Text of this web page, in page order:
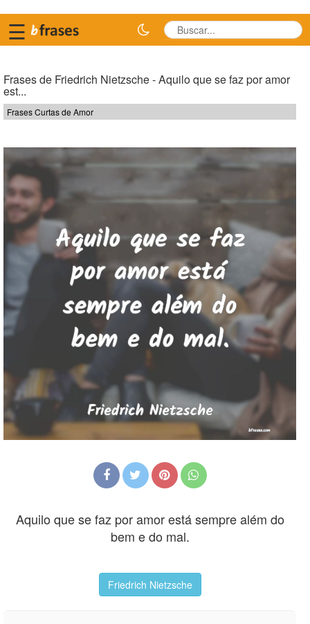
☰
Frases de Friedrich Nietzsche - Aquilo que se faz por amor
est...
Frases Curtas de Amor
Aquilo que se faz por amor está sempre além do
bem e do mal.
Friedrich Nietzsche